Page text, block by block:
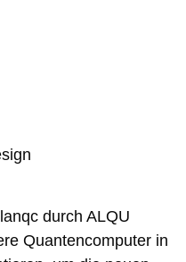
durch ALQU
Quantencomputer in